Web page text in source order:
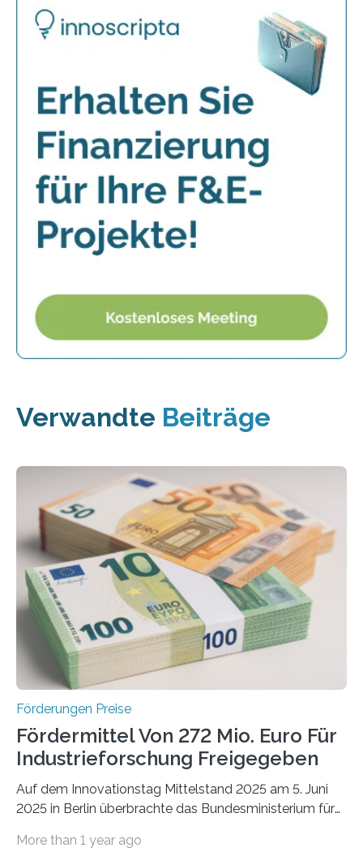
Verwandte Beiträge
Förderungen Preise
Fördermittel Von 272 Mio. Euro Für
Industrieforschung Freigegeben
Auf dem Innovationstag Mittelstand 2025 am 5. Juni
2025 in Berlin überbrachte das Bundesministerium für
Überplanmäßige Verpflichtungsermächtigungen in
More than 1 year ago